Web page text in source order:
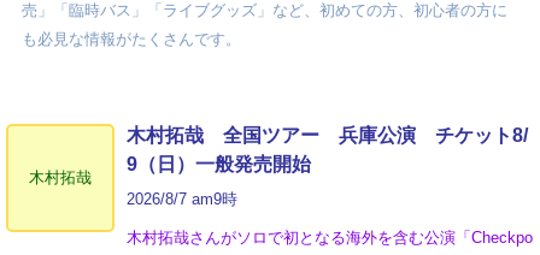
売」「臨時バス」「ライブグッズ」など、初めての方、初心者の方に
も必見な情報がたくさんです。
木村拓哉
木村拓哉 全国ツアー 兵庫公演 チケット8/
9（日）一般発売開始
2026/8/7 am9時
木村拓哉さんがソロで初となる海外を含む公演「Checkpo